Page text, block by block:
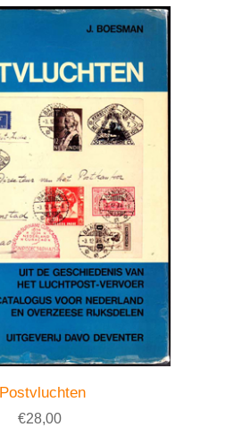
Postvluchten
€28,00